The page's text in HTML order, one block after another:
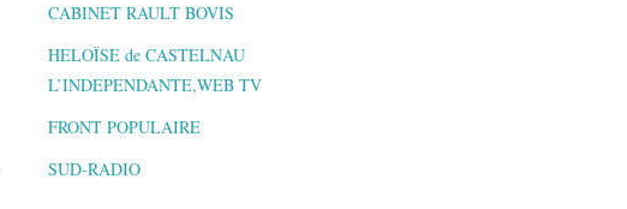
CABINET RAULT BOVIS
HELOÏSE de CASTELNAU
L’INDEPENDANTE,WEB TV
FRONT POPULAIRE
SUD-RADIO